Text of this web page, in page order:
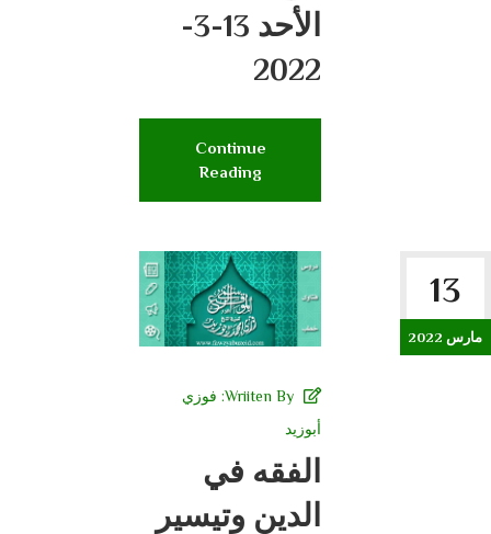
الأحد 13-3-
2022
Continue
Reading
13
مارس 2022
Wriiten By: فوزي
أبوزيد
الفقه في
الدين وتيسير